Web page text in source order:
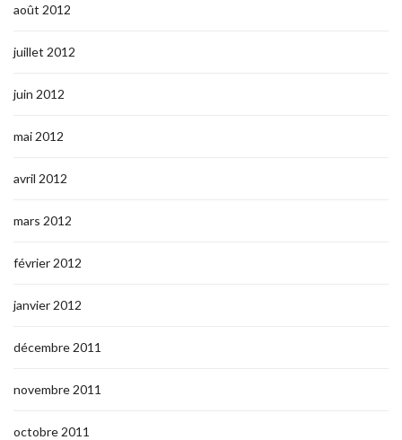
août 2012
juillet 2012
juin 2012
mai 2012
avril 2012
mars 2012
février 2012
janvier 2012
décembre 2011
novembre 2011
octobre 2011